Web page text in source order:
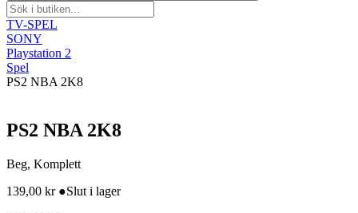
TV-SPEL
SONY
Playstation 2
Spel
PS2 NBA 2K8
PS2 NBA 2K8
Beg, Komplett
139,00 kr ●Slut i lager